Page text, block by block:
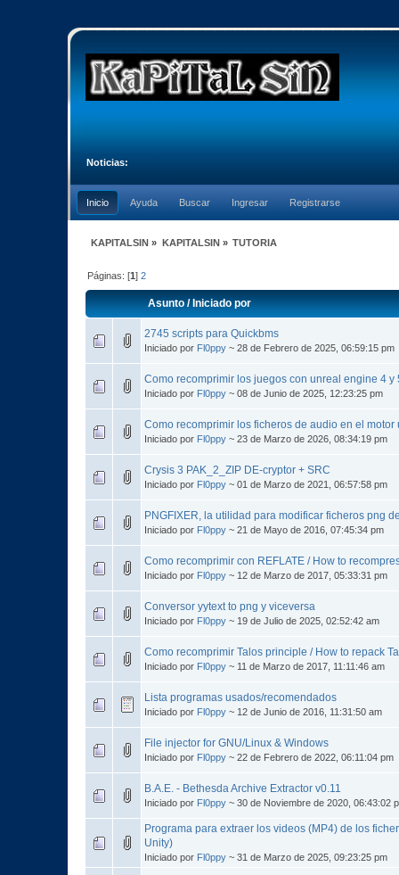
Noticias:
Inicio Ayuda Buscar Ingresar Registrarse
KAPITALSIN » KAPITALSIN» TUTORIA
Páginas: [1]2
Asunto/Iniciado por
2745 scripts para Quickbms
Iniciado por Fl0ppy ~ 28 de Febrero de 2025, 06:59:15 pm
Como recomprimir los juegos con unreal engine 4 y
Iniciado por Fl0ppy ~ 08 de Junio de 2025, 12:23:25 pm
Como recomprimir los ficheros de audio en el motor
Iniciado por Fl0ppy ~ 23 de Marzo de 2026, 08:34:19 pm
Crysis 3 PAK_2_ZIP DE-cryptor + SRC
Iniciado por Fl0ppy ~ 01 de Marzo de 2021, 06:57:58 pm
PNGFIXER, la utilidad para modificar ficheros png
Iniciado por Fl0ppy ~ 21 de Mayo de 2016, 07:45:34 pm
Como recomprimir con REFLATE / How to
Iniciado por Fl0ppy ~ 12 de Marzo de 2017, 05:33:31 pm
Conversor yytext to png y viceversa
Iniciado por Fl0ppy ~ 19 de Julio de 2025, 02:52:42 am
Como recomprimir Talos principle / How to repack
Iniciado por Fl0ppy ~ 11 de Marzo de 2017, 11:11:46 am
Lista programas usados/recomendados
Iniciado por Fl0ppy ~ 12 de Junio de 2016, 11:31:50 am
File injector for GNU/Linux & Windows
Iniciado por Fl0ppy ~ 22 de Febrero de 2022, 06:11:04 pm
B.A.E. - Bethesda Archive Extractor v0.11
Iniciado por Fl0ppy ~ 30 de Noviembre de 2020, 06:43:02
Programa para extraer los videos (MP4) de los
Unity)
Iniciado por Fl0ppy ~ 31 de Marzo de 2025, 09:23:25 pm